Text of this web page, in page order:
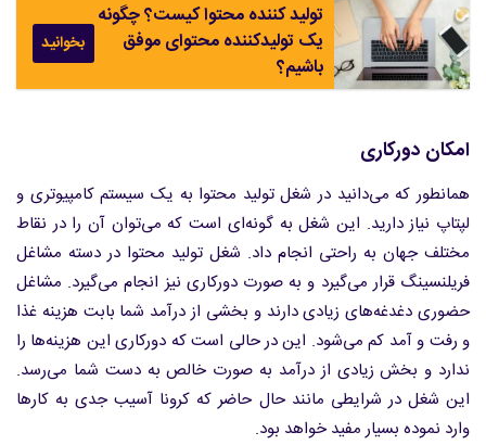
تولید کننده محتوا کیست؟ چگونه
یک تولیدکننده محتوای موفق
باشیم؟
بخوانید
امکان دورکاری
همانطور که می‌دانید در شغل تولید محتوا به یک سیستم کامپیوتری و
لپتاپ نیاز دارید. این شغل به گونه‌ای است که می‌توان آن را در نقاط
مختلف جهان به راحتی انجام داد. شغل تولید محتوا در دسته مشاغل
فریلنسینگ قرار می‌گیرد و به صورت دورکاری نیز انجام می‌گیرد. مشاغل
حضوری دغدغه‌های زیادی دارند و بخشی از درآمد شما بابت هزینه غذا
و رفت و آمد کم می‌شود. این در حالی است که دورکاری این هزینه‌ها را
ندارد و بخش زیادی از درآمد به صورت خالص به دست شما می‌رسد.
این شغل در شرایطی مانند حال حاضر که کرونا آسیب جدی به کارها
وارد نموده بسیار مفید خواهد بود.